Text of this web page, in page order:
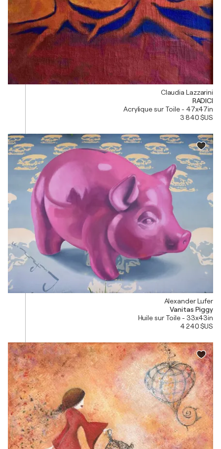
Claudia Lazzarini
RADICI
Acrylique sur Toile - 47x47in
3 840 $US
Alexander Lufer
Vanitas Piggy
Huile sur Toile - 33x43in
4 240 $US